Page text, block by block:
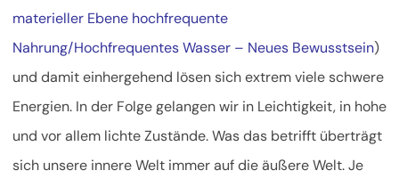
materieller Ebene hochfrequente
Nahrung/Hochfrequentes Wasser – Neues Bewusstsein)
und damit einhergehend lösen sich extrem viele schwere
Energien. In der Folge gelangen wir in Leichtigkeit, in hohe
und vor allem lichte Zustände. Was das betrifft überträgt
sich unsere innere Welt immer auf die äußere Welt. Je